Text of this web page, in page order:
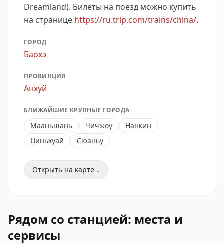
Dreamland). Билеты на поезд можно купить
на странице https://ru.trip.com/trains/china/.
ГОРОД
Баохэ
ПРОВИНЦИЯ
Анхуй
БЛИЖАЙШИЕ КРУПНЫЕ ГОРОДА
Мааньшань Чичжоу
Нанкин
Циньхуай
Сюаньу
Открыть на карте ↓
Рядом со станцией: места и
сервисы